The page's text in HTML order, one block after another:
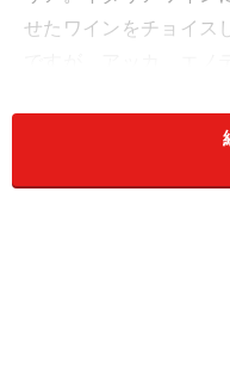
せたワインをチョイス
味がただよう素敵なお
住所：東京都目黒区中
TEL：03-3793-4310